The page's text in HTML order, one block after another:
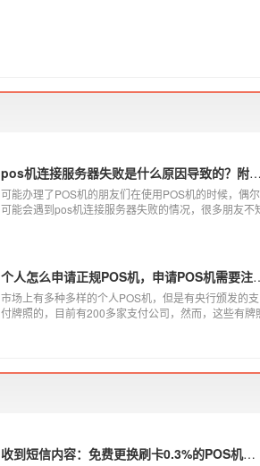
pos机连接服务器失败是什么原因导致的？附解决办法
可能办理了POS机的朋友们在使用POS机的时候，偶尔
可能会遇到pos机连接服务器失败的情况，很多朋友不
个人怎么申请正规
市场上有多种多样的个人POS机，但是有央行颁发的支
付牌照的，目前有200多家支付公司，然而，这些有牌
收到短信内容：免费更换刷卡0.3%的POS机，可以相信吗？